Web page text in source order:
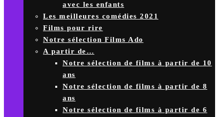
avec les enfants
Les meilleures comédies 2021
Films pour rire
Notre sélection Films Ado
A partir de…
Notre sélection de films à partir de 10
ans
Notre sélection de films à partir de 8
ans
Notre sélection de films à partir de 6